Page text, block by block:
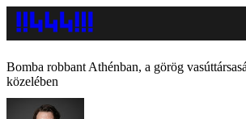
Bomba robbant Athénban, a görög
közelében